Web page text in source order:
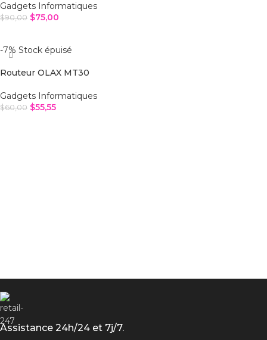
Gadgets Informatiques
$90,00 $75,00
-7% Stock épuisé
Routeur OLAX MT30
Gadgets Informatiques
$60,00 $55,55
Assistance 24h/24 et 7j/7.